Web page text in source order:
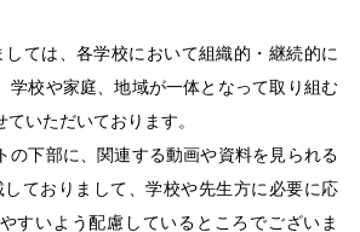
ては、各学校において組織的・継続的に
学校や家庭、地域が一体となって取り組む
いただいております。
の下部に、関連する動画や資料を見られる
ておりまして、学校や先生方に必要に応
すいよう配慮しているところでございま